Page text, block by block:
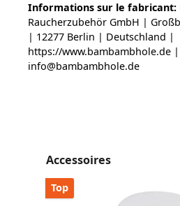
Informations sur le fabricant:
Raucherzubehör GmbH |
| 12277 Berlin | Deutschland |
https://www.bambambhole.de |
info@bambambhole.de
Ignorer la galerie de produits
Accessoires
Top